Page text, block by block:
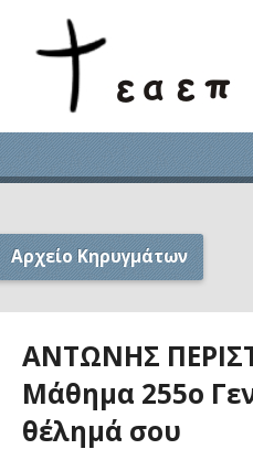
Αρχείο Κηρυγμάτων
ΑΝΤΩΝΗΣ
Μάθημα 255ο
θέλημά σου